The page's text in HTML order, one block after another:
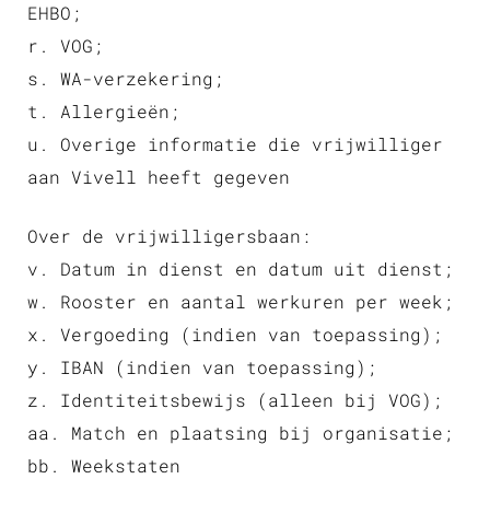
EHBO;
r. VOG;
s. WA-verzekering;
t. Allergieën;
u. Overige informatie die vrijwilliger
aan Vivell heeft gegeven
Over de vrijwilligersbaan:
v. Datum in dienst en datum uit dienst;
w. Rooster en aantal werkuren per week;
x. Vergoeding (indien van toepassing);
y. IBAN (indien van toepassing);
z. Identiteitsbewijs (alleen bij VOG);
aa. Match en plaatsing bij organisatie;
bb. Weekstaten